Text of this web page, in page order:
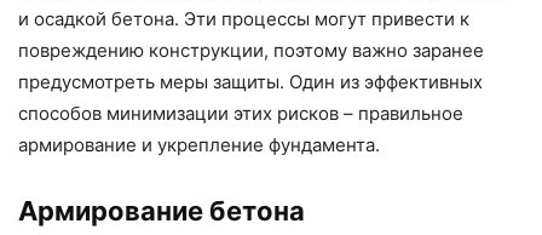
и осадкой бетона. Эти процессы могут привести к
повреждению конструкции, поэтому важно заранее
предусмотреть меры защиты. Один из эффективных
способов минимизации этих рисков – правильное
армирование и укрепление фундамента.
Армирование бетона